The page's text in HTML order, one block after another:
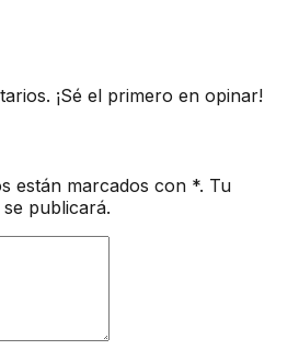
¡Sé el primero en opinar!
están marcados con *. Tu
publicará.